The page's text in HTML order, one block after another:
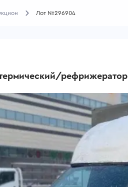
Лот №296904
рефрижератор